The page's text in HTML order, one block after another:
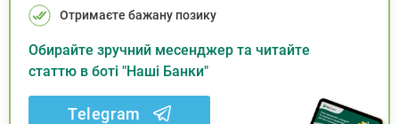
Отримаєте бажану позику
Обирайте зручний месенджер та читайте
статтю в боті "Наші Банки"
Telegram